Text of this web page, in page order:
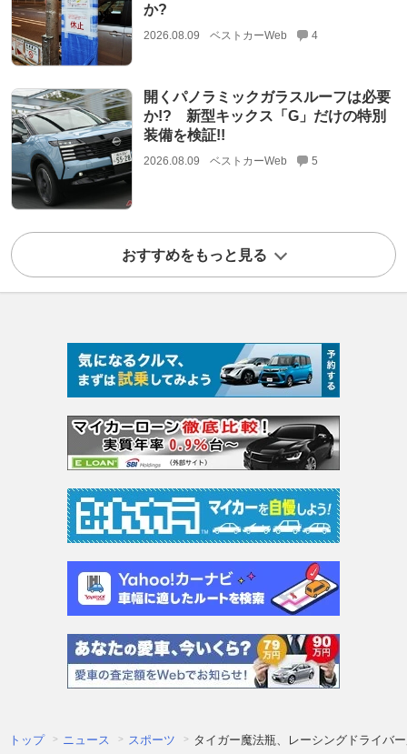
か?
2026.08.09 ベストカーWeb 4
開くパノラミックガラスルーフは必要
か!? 新型キックス「G」だけの特別
装備を検証!!
2026.08.09 ベストカーWeb 5
おすすめをもっと見る
トップ ニュース スポーツ タイガー魔法瓶、レーシングドライ